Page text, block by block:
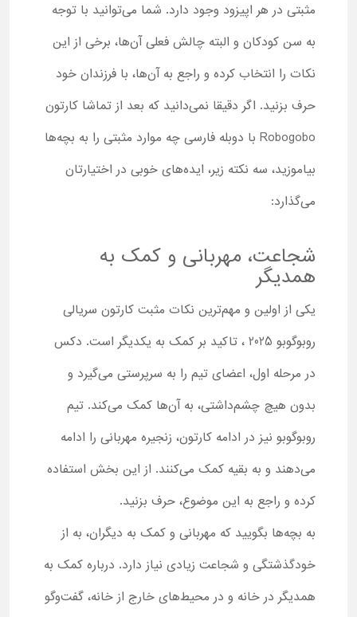
مثبتی در هر اپیزود وجود دارد. شما می‌توانید با توجه
به سن کودکان و البته چالش فعلی آن‌ها، برخی از این
نکات را انتخاب کرده و راجع به آن‌ها، با فرزندان خود
حرف بزنید. اگر دقیقا نمی‌دانید که بعد از تماشا کارتون
Robogobo با دوبله فارسی چه موارد مثبتی را به بچه‌ها
بیاموزید، سه نکته زیر، ایده‌های خوبی در اختیارتان
می‌گذارد:
شجاعت، مهربانی و کمک به
همدیگر
یکی از اولین و مهم‌ترین نکات مثبت کارتون سریالی
روبوگوبو 2025 ، تاکید بر کمک به یکدیگر است. دکس
در مرحله اول، اعضای تیم را به ‌سرپرستی می‌گیرد و
بدون هیچ چشم‌داشتی، به آن‌ها کمک می‌کند. تیم
روبوگوبو نیز در ادامه کارتون، زنجیره مهربانی را ادامه
می‌دهند و به بقیه کمک می‌کنند. از این بخش استفاده
کرده و راجع به این موضوع، حرف بزنید.
به بچه‌ها بگویید که مهربانی و کمک به دیگران، به از
خودگذشتگی و شجاعت زیادی نیاز دارد. درباره کمک به
همدیگر در خانه و در محیط‌های خارج از خانه، گفت‌وگو